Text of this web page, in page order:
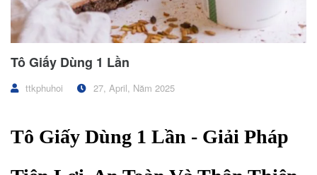
Tô Giấy Dùng 1 Lần
ttkphuhoi 27, April, Năm 2025
Tô Giấy Dùng 1 Lần - Giải Pháp